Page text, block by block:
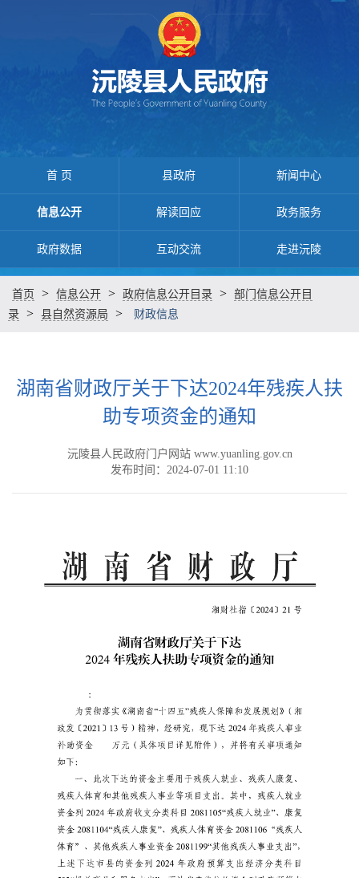
首 页 县政府 新闻中心
信息公开 解读回应 政务服务
政府数据 互动交流 走进沅陵
首页 > 信息公开 > 政府信息公开目录 > 部门信息公开目
录 > 县自然资源局 > 财政信息
湖南省财政厅关于下达2024年残疾人扶
助专项资金的通知
沅陵县人民政府门户网站 www.yuanling.gov.cn
发布时间：2024-07-01 11:10